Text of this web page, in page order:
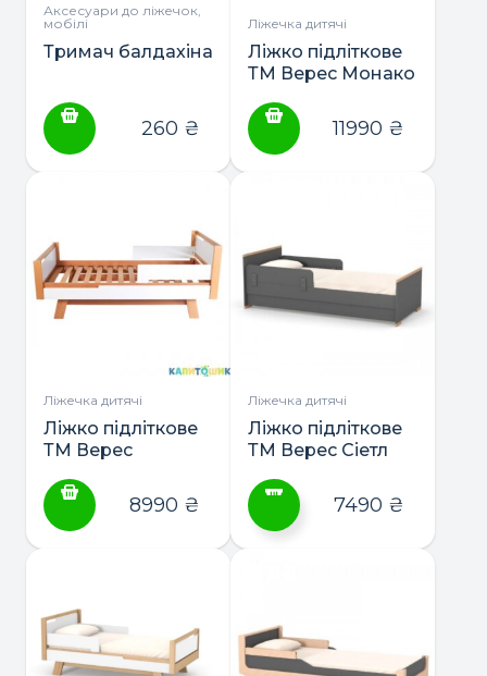
товару
Аксесуари до ліжечок,
мобілі
Тримач балдахіна
260 ₴
Ліжечка дитячі
Ліжко підліткове
ТМ Верес Монако
11990 ₴
Ліжечка дитячі
Ліжко підліткове
ТМ Верес
8990 ₴
Ліжечка дитячі
Ліжко підліткове
ТМ Верес Сіетл
кілька
варіантів.
7490 ₴